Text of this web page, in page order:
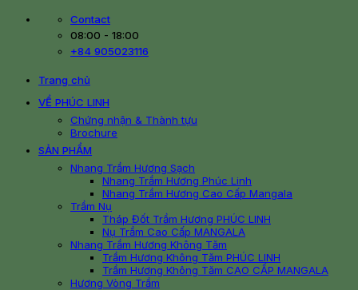
Contact
08:00 - 18:00
+84 905023116
Trang chủ
VỀ PHÚC LINH
Chứng nhận & Thành tựu
Brochure
SẢN PHẨM
Nhang Trầm Hương Sạch
Nhang Trầm Hương Phúc Linh
Nhang Trầm Hương Cao Cấp Mangala
Trầm Nụ
Tháp Đốt Trầm Hương PHÚC LINH
Nụ Trầm Cao Cấp MANGALA
Nhang Trầm Hương Không Tăm
Trầm Hương Không Tăm PHÚC LINH
Trầm Hương Không Tăm CAO CẤP MANGALA
Hương Vòng Trầm